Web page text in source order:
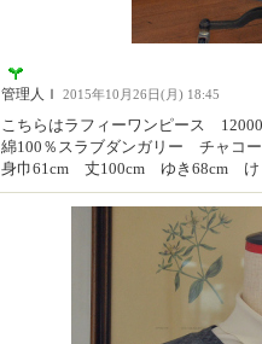
管理人Ｉ 2015年10月26日(月) 18:45
こちらはラフィーワンピース
綿100％スラブダンガリー チャコ
身巾61cm 丈100cm ゆき68cm け